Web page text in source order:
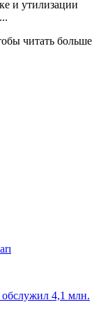
и утилизации
читать больше